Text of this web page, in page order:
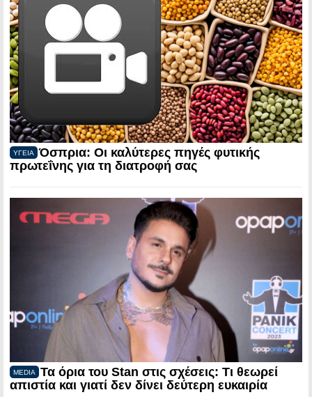
ΥΓΕΙΑ
Όσπρια: Οι καλύτερες πηγές φυτικής
πρωτεΐνης για τη διατροφή σας
MEDIA
Τα όρια του Stan στις σχέσεις: Τι θεωρεί
απιστία και γιατί δεν δίνει δεύτερη ευκαιρία